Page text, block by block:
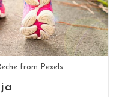
from Pexels